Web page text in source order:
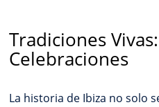
Tradiciones
Celebraciones
La historia de Ibiza no solo